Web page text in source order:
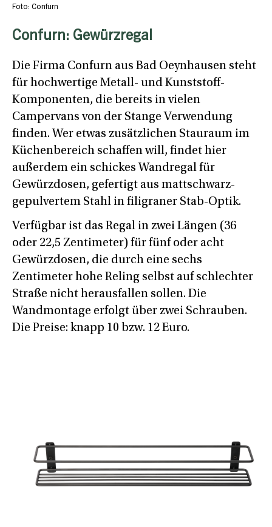
Foto: Confurn
Confurn: Gewürzregal
Die Firma Confurn aus Bad Oeynhausen steht
für hochwertige Metall- und Kunststoff-
Komponenten, die bereits in vielen
Campervans von der Stange Verwendung
finden. Wer etwas zusätzlichen Stauraum im
Küchenbereich schaffen will, findet hier
außerdem ein schickes Wandregal für
Gewürzdosen, gefertigt aus mattschwarz-
gepulvertem Stahl in filigraner Stab-Optik.
Verfügbar ist das Regal in zwei Längen (36
oder 22,5 Zentimeter) für fünf oder acht
Gewürzdosen, die durch eine sechs
Zentimeter hohe Reling selbst auf schlechter
Straße nicht herausfallen sollen. Die
Wandmontage erfolgt über zwei Schrauben.
Die Preise: knapp 10 bzw. 12 Euro.